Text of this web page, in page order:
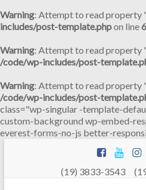
Warning: Attempt to read property
includes/post-template.phpon line
Warning: Attempt to read property
/code/wp-includes/post-
Warning: Attempt to read property
/code/wp-includes/post-
class="wp-singular -template-
custom-background wp-embed-
everest-forms-no-js better-
(19) 3833-3543